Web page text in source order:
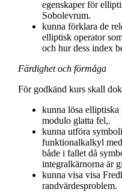
egenskaper för
Sobolevrum.
kunna förklara de
elliptisk operator
och hur dess index
Färdighet och förmåga
För godkänd kurs skall
kunna lösa
modulo glatta fel,.
kunna utföra
funktionalkalkyl
både i fallet då
integralkärnorna är
kunna visa visa
randvärdesproblem.